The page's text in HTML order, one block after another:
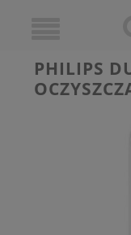
PHILIPS